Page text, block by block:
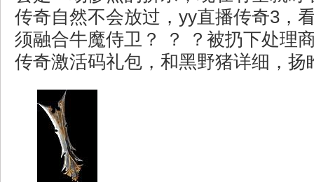
传奇自然不会放过，yy直播传奇3，
须融合牛魔侍卫？ ？ ？被扔下处理
传奇激活码礼包，和黑野猪详细，扬